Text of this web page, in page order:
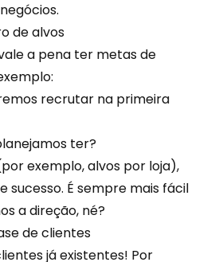
de alvos
a pena ter metas de
recrutar na primeira
ter?
exemplo, alvos por loja),
sucesso. É sempre mais fácil
a direção, né?
de clientes
já existentes! Por